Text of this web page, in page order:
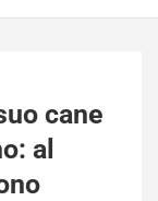
cane
al